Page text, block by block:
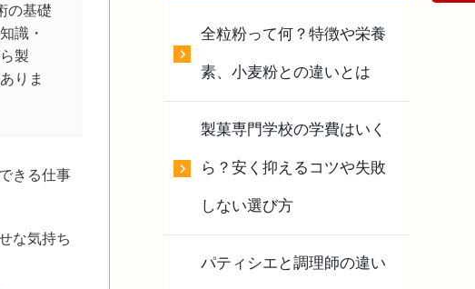
の基礎
識・
製
りま
きる仕事
な気持ち
全粒粉って何？特徴や栄養
素、小麦粉との違いとは
製菓専門学校の学費はいく
ら？安く抑えるコツや失敗
しない選び方
パティシエと調理師の違い